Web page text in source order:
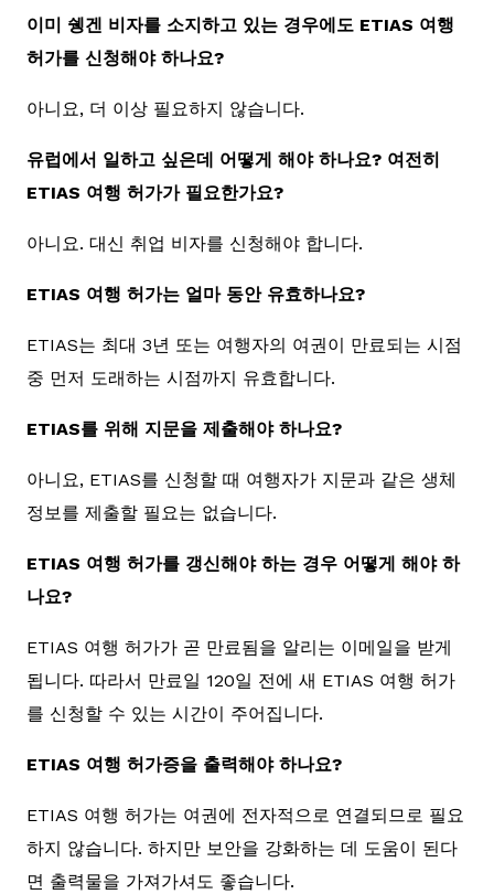
이미 쉥겐 비자를 소지하고 있는 경우에도 ETIAS 여행
허가를 신청해야 하나요?
아니요, 더 이상 필요하지 않습니다.
유럽에서 일하고 싶은데 어떻게 해야 하나요? 여전히
ETIAS 여행 허가가 필요한가요?
아니요. 대신 취업 비자를 신청해야 합니다.
ETIAS 여행 허가는 얼마 동안 유효하나요?
ETIAS는 최대 3년 또는 여행자의 여권이 만료되는 시점
중 먼저 도래하는 시점까지 유효합니다.
ETIAS를 위해 지문을 제출해야 하나요?
아니요, ETIAS를 신청할 때 여행자가 지문과 같은 생체
정보를 제출할 필요는 없습니다.
ETIAS 여행 허가를 갱신해야 하는 경우 어떻게 해야 하
나요?
ETIAS 여행 허가가 곧 만료됨을 알리는 이메일을 받게
됩니다. 따라서 만료일 120일 전에 새 ETIAS 여행 허가
를 신청할 수 있는 시간이 주어집니다.
ETIAS 여행 허가증을 출력해야 하나요?
ETIAS 여행 허가는 여권에 전자적으로 연결되므로 필요
하지 않습니다. 하지만 보안을 강화하는 데 도움이 된다
면 출력물을 가져가셔도 좋습니다.